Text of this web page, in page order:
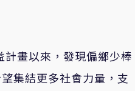
畫以來，發現偏鄉少棒
集結更多社會力量，支